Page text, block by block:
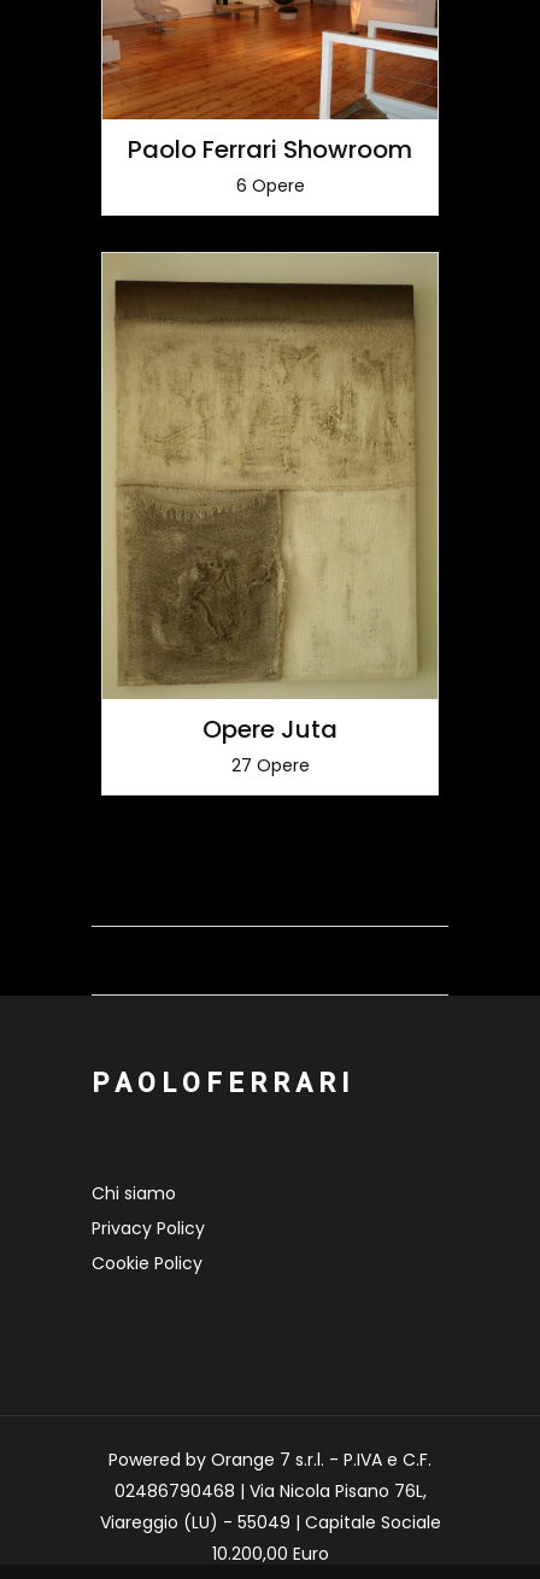
Paolo Ferrari Showroom
6 Opere
Opere Juta
27 Opere
P A O L O F E R R A R I
Chi siamo
Privacy Policy
Cookie Policy
Powered by Orange 7 s.r.l. - P.IVA e C.F.
02486790468 | Via Nicola Pisano 76L,
Viareggio (LU) - 55049 | Capitale Sociale
10.200,00 Euro